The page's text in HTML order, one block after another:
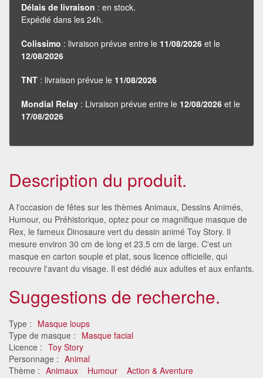
Délais de livraison : en stock.
Expédié dans les 24h.
Colissimo : livraison prévue entre le 11/08/2026 et le
12/08/2026
TNT : livraison prévue le 11/08/2026
Mondial Relay : Livraison prévue entre le 12/08/2026 et le
17/08/2026
Description du produit.
A l'occasion de fêtes sur les thèmes Animaux, Dessins Animés,
Humour, ou Préhistorique, optez pour ce magnifique masque de
Rex, le fameux Dinosaure vert du dessin animé Toy Story. Il
mesure environ 30 cm de long et 23.5 cm de large. C'est un
masque en carton souple et plat, sous licence officielle, qui
recouvre l'avant du visage. Il est dédié aux adultes et aux enfants.
Suggestions de recherche.
Type : Masque loups
Type de masque : Masque facial
Licence : Toy Story
Personnage : Animal
Thème : Animaux Humour
Action & Aventure